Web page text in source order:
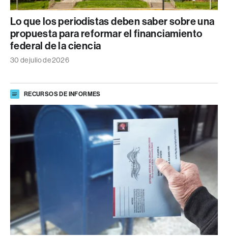
Lo que los periodistas deben saber sobre una
propuesta para reformar el financiamiento
federal de la ciencia
30 de julio de 2026
RECURSOS DE INFORMES